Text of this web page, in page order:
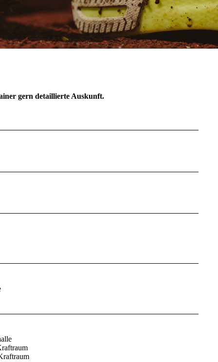
gern detaillierte Auskunft.